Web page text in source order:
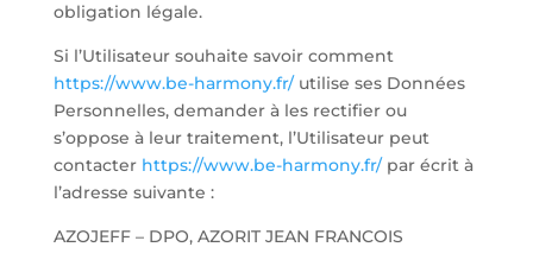
obligation légale.
Si l’Utilisateur souhaite savoir comment
https://www.be-harmony.fr/utilise ses Données
Personnelles, demander à les rectifier ou
s’oppose à leur traitement, l’Utilisateur peut
contacter https://www.be-harmony.fr/par écrit à
l’adresse suivante :
AZOJEFF – DPO, AZORIT JEAN FRANCOIS